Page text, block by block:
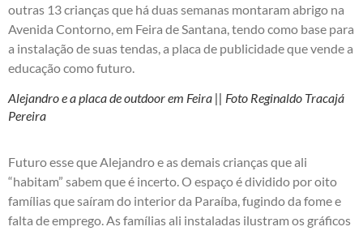
outras 13 crianças que há duas semanas montaram abrigo na
Avenida Contorno, em Feira de Santana, tendo como base para
a instalação de suas tendas, a placa de publicidade que vende a
educação como futuro.
Alejandro e a placa de outdoor em Feira || Foto Reginaldo Tracajá
Pereira
Futuro esse que Alejandro e as demais crianças que ali
“habitam” sabem que é incerto. O espaço é dividido por oito
famílias que saíram do interior da Paraíba, fugindo da fome e
falta de emprego. As famílias ali instaladas ilustram os gráficos